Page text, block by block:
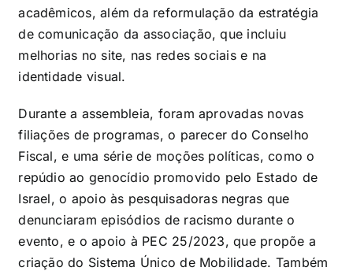
acadêmicos, além da reformulação da estratégia
de comunicação da associação, que incluiu
melhorias no site, nas redes sociais e na
identidade visual.
Durante a assembleia, foram aprovadas novas
filiações de programas, o parecer do Conselho
Fiscal, e uma série de moções políticas, como o
repúdio ao genocídio promovido pelo Estado de
Israel, o apoio às pesquisadoras negras que
denunciaram episódios de racismo durante o
evento, e o apoio à PEC 25/2023, que propõe a
criação do Sistema Único de Mobilidade. Também